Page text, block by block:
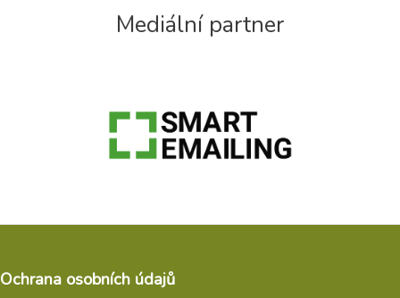
Mediální partner
Ochrana osobních údajů